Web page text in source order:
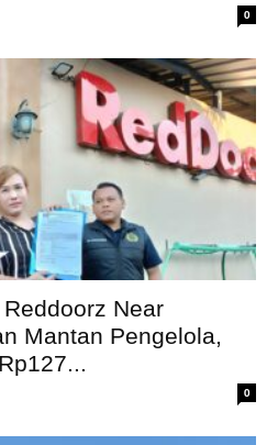
0
Near
Mantan Pengelola,
0